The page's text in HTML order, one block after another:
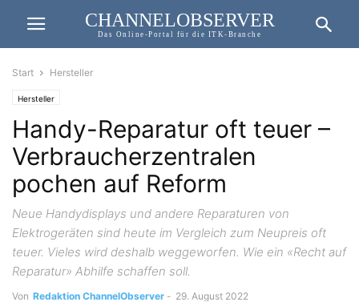
CHANNELOBSERVER
Das Online-Portal für die ITK-Branche
Start Hersteller
Hersteller
Handy-Reparatur oft teuer –
Verbraucherzentralen
pochen auf Reform
Neue Handydisplays und andere Reparaturen von
Elektrogeräten sind heute im Vergleich zum Neupreis oft
teuer. Vieles wird deshalb weggeworfen. Wie ein «Recht auf
Reparatur» Abhilfe schaffen soll.
Von Redaktion ChannelObserver - 29. August 2022